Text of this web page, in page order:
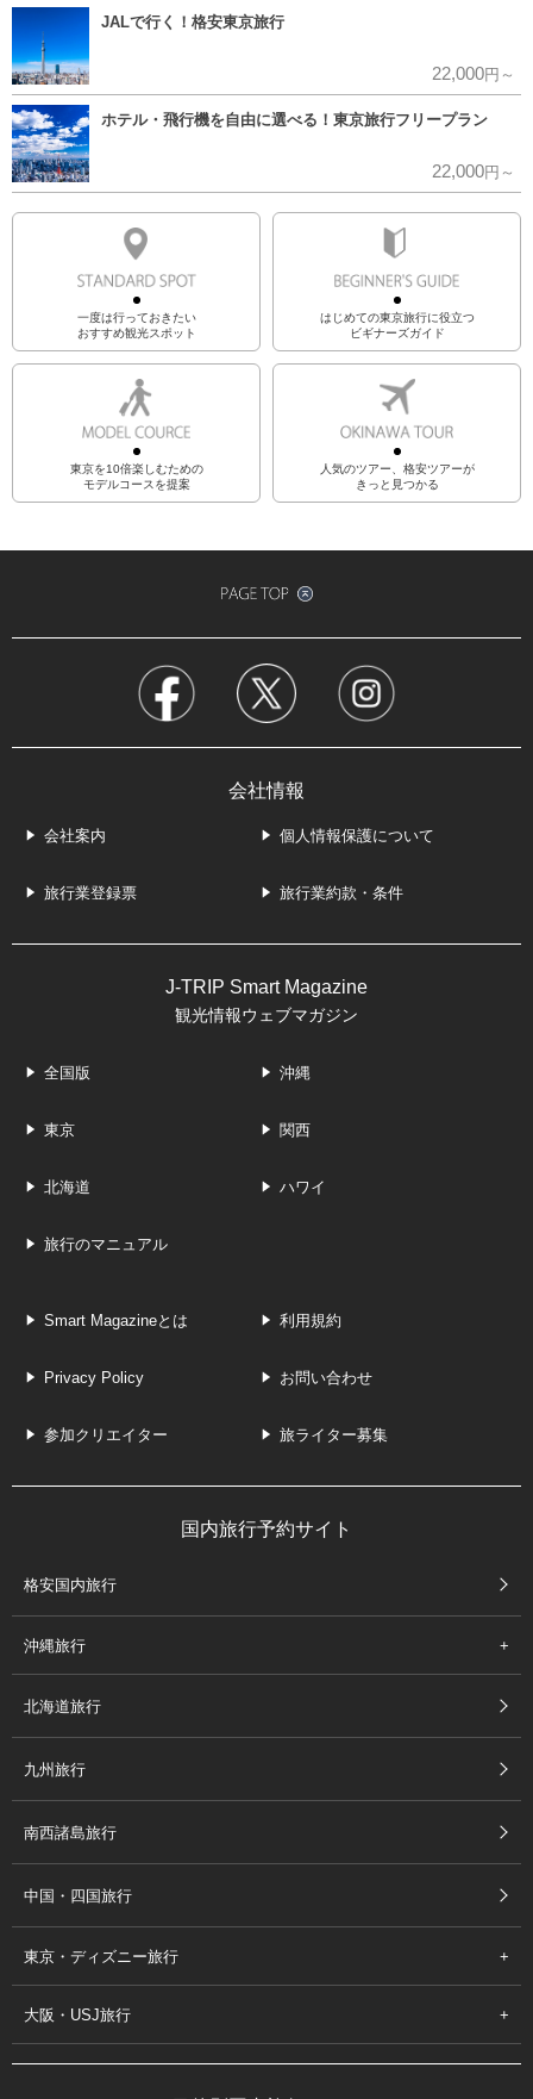
JALで行く！格安東京旅行
22,000円～
ホテル・飛行機を自由に選べる！東京旅行フリープラン
22,000円～
一度は行っておきたい
おすすめ観光スポット
はじめての東京旅行に役立つ
ビギナーズガイド
東京を10倍楽しむための
モデルコースを提案
人気のツアー、格安ツアーが
きっと見つかる
会社情報
会社案内 個人情報保護について
旅行業登録票 旅行業約款・条件
J-TRIP Smart Magazine
観光情報ウェブマガジン
全国版 沖縄
東京 関西
北海道 ハワイ
旅行のマニュアル
Smart Magazineとは 利用規約
Privacy Policy お問い合わせ
参加クリエイター 旅ライター募集
国内旅行予約サイト
格安国内旅行
沖縄旅行
北海道旅行
九州旅行
南西諸島旅行
中国・四国旅行
東京・ディズニー旅行
大阪・USJ旅行